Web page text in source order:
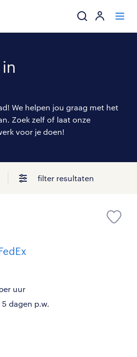
mijn carrière
over randstad
We helpen jou graag met het
Zoek zelf of laat onze
voor je doen!
filter resultaten
uur
dagen p.w.